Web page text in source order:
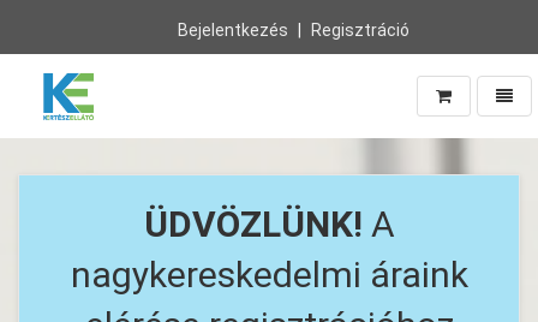
Bejelentkezés Regisztráció
Vissza
ÜDVÖZLÜNK! A
nagykereskedelmi áraink